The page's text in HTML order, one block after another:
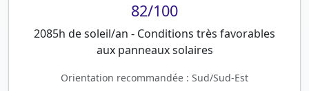
82/100
2085h de soleil/an - Conditions très favorables
aux panneaux solaires
Orientation recommandée : Sud/Sud-Est